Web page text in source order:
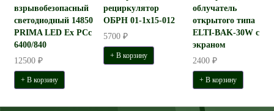
взрывобезопасный
светодиодный 14850
PRIMA LED Ex PCc
6400/840
12500 ₽
+ В корзину
рециркулятор
ОБРН 01-1x15-012
5700 ₽
+ В корзину
облучатель
открытого типа
ELTI-BAK-30W с
экраном
2400 ₽
+ В корзину